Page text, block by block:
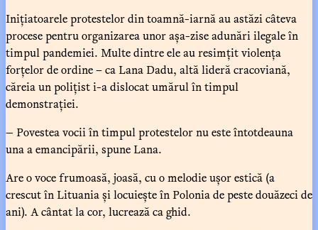
Inițiatoarele protestelor din toamnă-iarnă au astăzi câteva
procese pentru organizarea unor așa-zise adunări ilegale în
timpul pandemiei. Multe dintre ele au resimțit violența
forțelor de ordine – ca Lana Dadu, altă lideră cracoviană,
căreia un polițist i-a dislocat umărul în timpul
demonstrației.
— Povestea vocii în timpul protestelor nu este întotdeauna
una a emancipării, spune Lana.
Are o voce frumoasă, joasă, cu o melodie ușor estică (a
crescut în Lituania și locuiește în Polonia de peste douăzeci de
ani). A cântat la cor, lucrează ca ghid.